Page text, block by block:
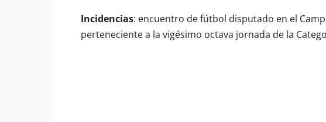
Incidencias: encuentro de fútbol disputado en el
perteneciente a la vigésimo octava jornada de la